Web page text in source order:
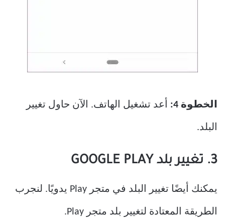
الخطوة 4: أعد تشغيل الهاتف. الآن حاول تغيير
البلد.
3. تغيير بلد GOOGLE PLAY
يمكنك أيضًا تغيير البلد في متجر Play يدويًا. لنجرب
الطريقة المعتادة لتغيير بلد متجر Play.